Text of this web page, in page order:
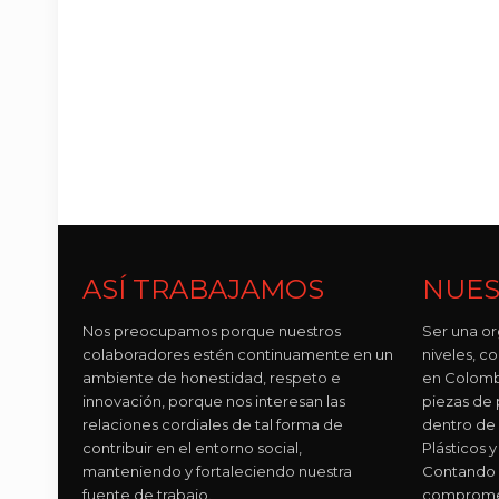
ASÍ TRABAJAMOS
Nos preocupamos porque nuestros
colaboradores estén continuamente en un
ambiente de honestidad, respeto e
innovación, porque nos interesan las
relaciones cordiales de tal forma de
contribuir en el entorno social,
manteniendo y fortaleciendo nuestra
fuente de trabajo.
Ser una
niveles,
en
piezas de
dentro de
Plásticos
Contando